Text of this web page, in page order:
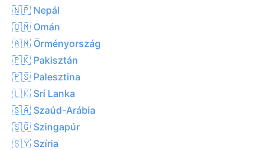
🇳🇵 Nepál
🇴🇲 Omán
🇦🇲 Örményország
🇵🇰 Pakisztán
🇵🇸 Palesztina
🇱🇰 Srí Lanka
🇸🇦 Szaúd-Arábia
🇸🇬 Szingapúr
🇸🇾 Szíria